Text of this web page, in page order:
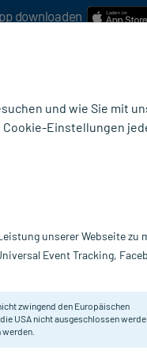
downloaden
mit Spermidin aus
Kapseln
und wie Sie mit
Einstellungen
unserer Webseite zu
Event Tracking,
zwingend den Europäischen
USA nicht ausgeschlossen